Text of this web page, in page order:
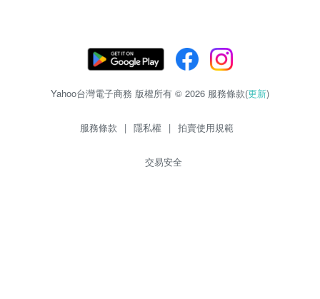
Yahoo台灣電子商務 版權所有 © 2026 服務條款(更新)
服務條款 | 隱私權 | 拍賣使用規範
交易安全